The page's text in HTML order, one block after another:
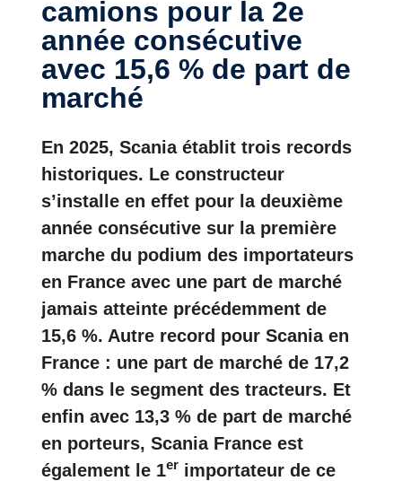
camions pour la 2e
année consécutive
avec 15,6 % de part de
marché
En 2025, Scania établit trois records
historiques. Le constructeur
s’installe en effet pour la deuxième
année consécutive sur la première
marche du podium des importateurs
en France avec une part de marché
jamais atteinte précédemment de
15,6 %. Autre record pour Scania en
France : une part de marché de 17,2
% dans le segment des tracteurs. Et
enfin avec 13,3 % de part de marché
en porteurs, Scania France est
également le 1er importateur de ce